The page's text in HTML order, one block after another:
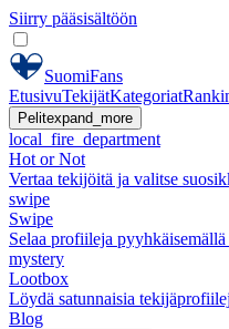
Siirry pääsisältöön
SuomiFans
EtusivuTekijätKategoriat
Pelitexpand_more
local_fire_department
Hot or Not
Vertaa tekijöitä ja valitse
swipe
Swipe
Selaa profiileja
mystery
Lootbox
Löydä satunnaisia
Blog